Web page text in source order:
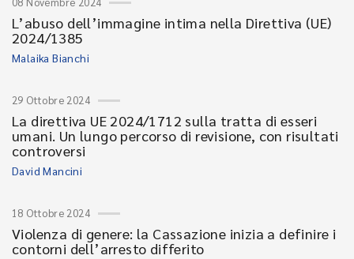
L’abuso dell’immagine intima nella Direttiva (UE)
2024/1385
Malaika Bianchi
29 Ottobre 2024
La direttiva UE 2024/1712 sulla tratta di esseri
umani. Un lungo percorso di revisione, con risultati
controversi
David Mancini
18 Ottobre 2024
Violenza di genere: la Cassazione inizia a definire i
contorni dell’arresto differito